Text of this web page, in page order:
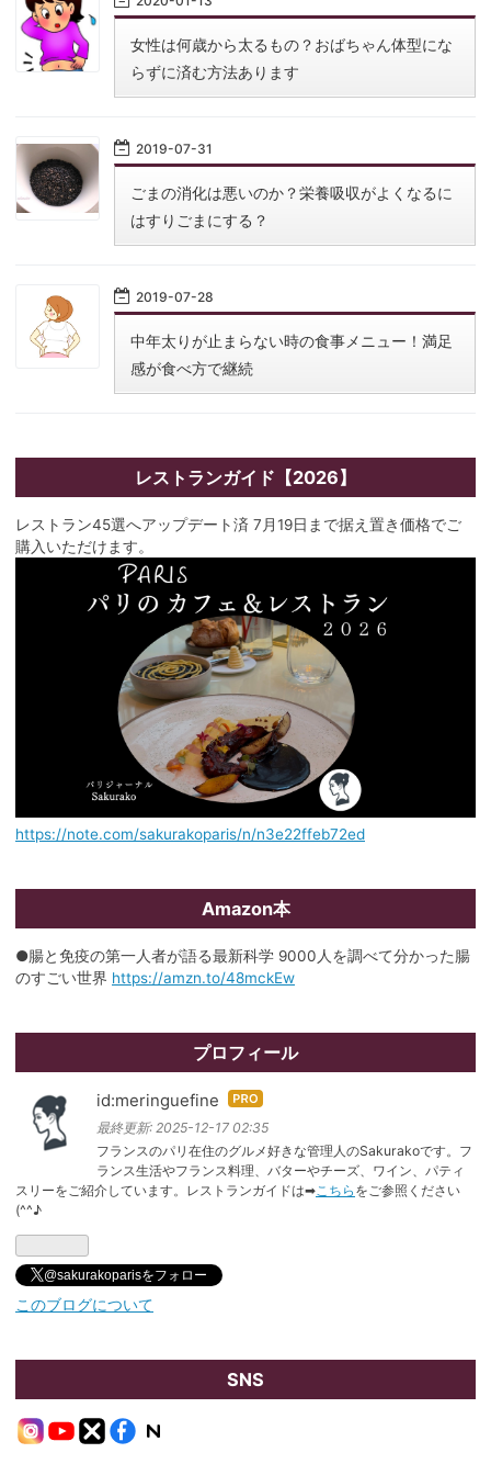
女性は何歳から太るもの？おばちゃん体型にな
らずに済む方法あります
2019-07-31
ごまの消化は悪いのか？栄養吸収がよくなるに
はすりごまにする？
2019-07-28
中年太りが止まらない時の食事メニュー！満足
感が食べ方で継続
レストランガイド【2026】
レストラン45選へアップデート済 7月19日まで据え置き価格でご
購入いただけます。
https://note.com/sakurakoparis/n/n3e22ffeb72ed
Amazon本
●腸と免疫の第一人者が語る最新科学 9000人を調べて分かった腸
のすごい世界 https://amzn.to/48mckEw
プロフィール
id:meringuefine はて
なブ
ログ
Pro
最終更新: 2025-12-17 02:35
フランスのパリ在住のグルメ好きな管理人のSakurakoです。フ
ランス生活やフランス料理、バターやチーズ、ワイン、パティ
スリーをご紹介しています。レストランガイドは➡こちら をご参照ください
(^^♪
@sakurakoparisをフォロー
このブログについて
SNS